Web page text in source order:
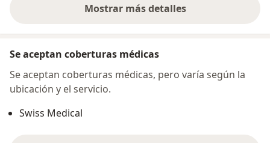
Mostrar más detalles
sobre la dirección
Se aceptan coberturas médicas
Se aceptan coberturas médicas, pero varía según la
ubicación y el servicio.
Swiss Medical